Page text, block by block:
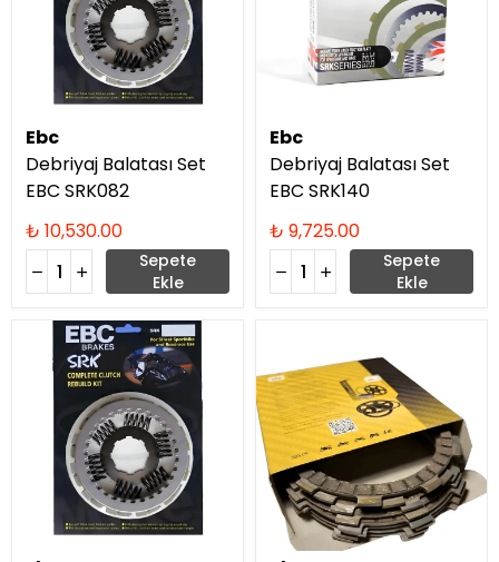
Ebc
Debriyaj Balatası Set
EBC SRK082
₺ 10,530.00
Sepete
Ekle
Ebc
Debriyaj Balatası Set
EBC SRK140
₺ 9,725.00
Sepete
Ekle